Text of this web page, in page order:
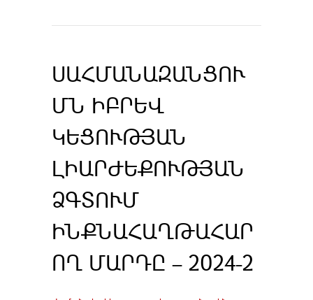
ՍԱՀՄԱՆԱԶԱՆՑՈՒ
ՄՆ ԻԲՐԵՎ
ԿԵՑՈՒԹՅԱՆ
ԼԻԱՐԺԵՔՈՒԹՅԱՆ
ՁԳՏՈՒՄ
ԻՆՔՆԱՀԱՂԹԱՀԱՐ
ՈՂ ՄԱՐԴԸ – 2024-2